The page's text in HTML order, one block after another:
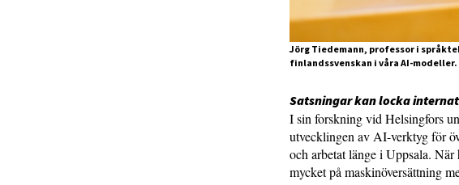
Jörg Tiedemann, professor i
finlandssvenskan i våra AI-modeller.
Satsningar kan locka
I sin forskning vid Helsingfors
utvecklingen av AI-verktyg för
och arbetat länge i Uppsala.
mycket på maskinöversättning